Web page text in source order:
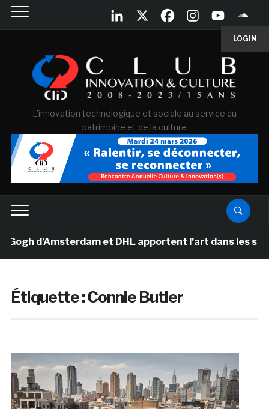
LOGIN
L'innovation technologique et sociale au service du
patrimoine et de la culture
d’Amsterdam et DHL apportent l’art dans les salles
Étiquette :Connie Butler